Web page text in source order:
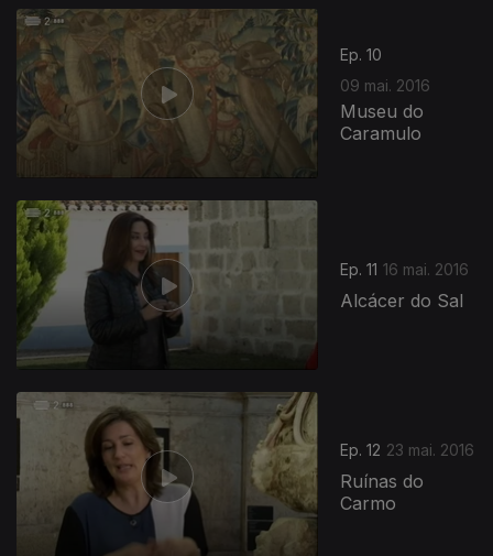
Ep. 10
09 mai. 2016
Museu do
Caramulo
Ep. 11 16 mai. 2016
Alcácer do Sal
Ep. 12 23 mai. 2016
Ruínas do
Carmo
236901